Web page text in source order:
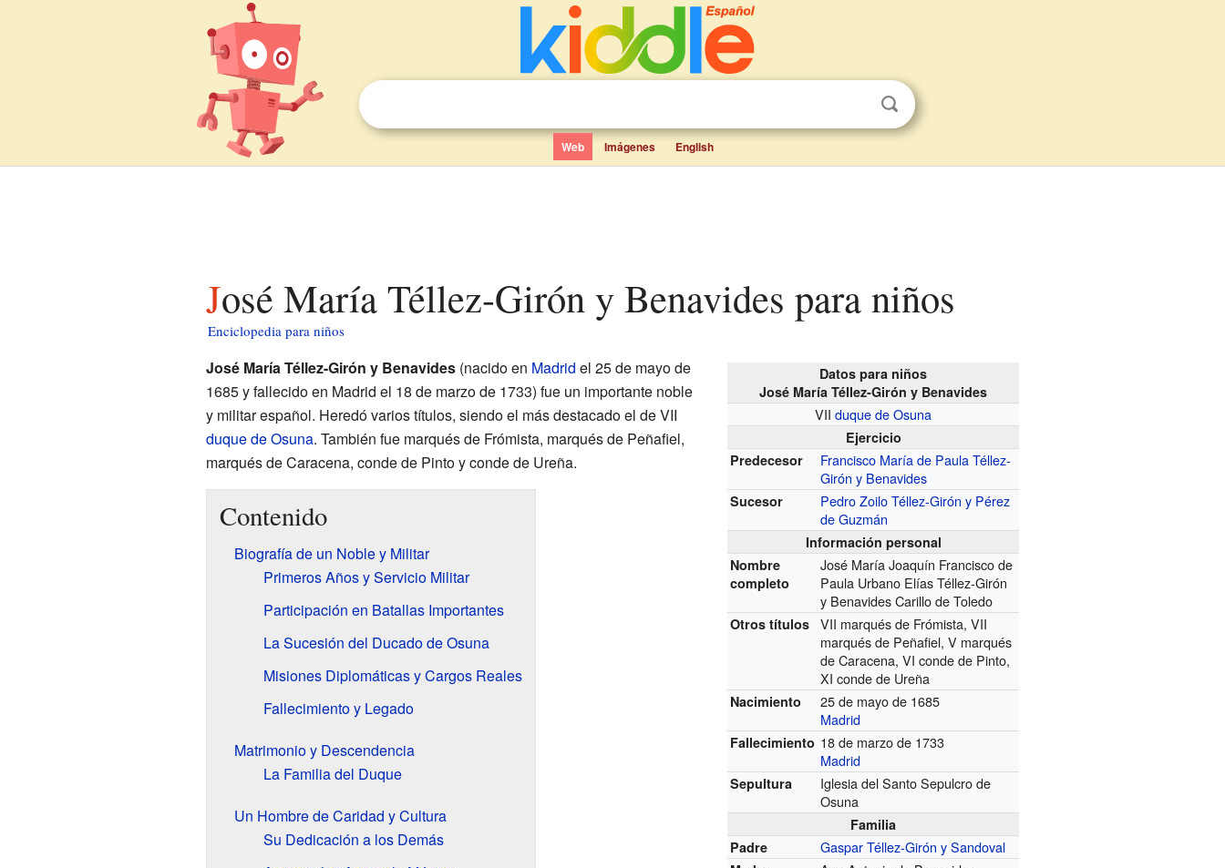
Web Imágenes English
José María Téllez-Girón y Benavides para niños
Enciclopedia para niños
Datos para niños
José María Téllez-Girón y Benavides
VIIduque de Osuna
Ejercicio
Predecesor
Francisco María de Paula Téllez-
Girón y Benavides
Sucesor
Pedro Zoilo Téllez-Girón y Pérez
de Guzmán
Información personal
Nombre
completo
José María Joaquín Francisco de
Paula Urbano Elías Téllez-Girón
y Benavides Carillo de Toledo
Otros títulos
VII marqués de Frómista, VII
marqués de Peñafiel, V marqués
de Caracena, VI conde de Pinto,
XI conde de Ureña
Nacimiento
25 de mayo de 1685
Madrid
Fallecimiento 18 de marzo de 1733
Madrid
Sepultura
Iglesia del Santo Sepulcro de
Osuna
Familia
Padre
Gaspar Téllez-Girón y Sandoval
José María Téllez-Girón y Benavides(nacido en Madrid el 25 de mayo de
1685 y fallecido en Madrid el 18 de marzo de 1733) fue un importante noble
y militar español. Heredó varios títulos, siendo el más destacado el de VII
duque de Osuna. También fue marqués de Frómista, marqués de Peñafiel,
marqués de Caracena, conde de Pinto y conde de Ureña.
Contenido
Biografía de un Noble y Militar
Primeros Años y Servicio Militar
Participación en Batallas Importantes
La Sucesión del Ducado de Osuna
Misiones Diplomáticas y Cargos Reales
Fallecimiento y Legado
Matrimonio y Descendencia
La Familia del Duque
Un Hombre de Caridad y Cultura
Su Dedicación a los Demás